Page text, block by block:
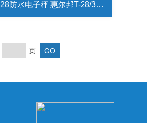
台衡T-28防水电子秤 惠尔邦T-28/30kg前后显示电子秤价格
页